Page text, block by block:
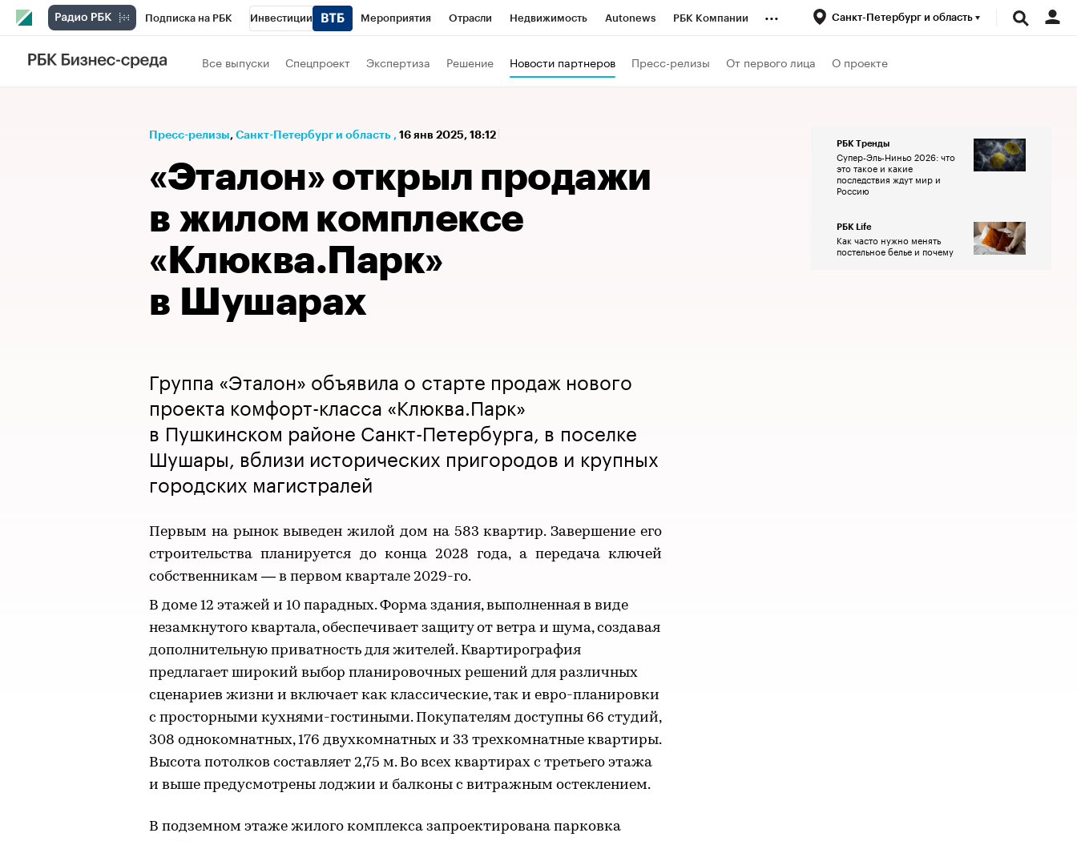
Подписка на РБК Инвестиции Мероприятия Отрасли Недвижимость Autonews РБК Компании
Телеканал
Спецпроекты
... Санкт-Петербург и область
Все выпуски Спецпроект Экспертиза Решение Новости партнеров Пресс-релизы От первого лица О проекте
Пресс-релизы⁠, Санкт-Петербург и область , 16 янв 2025, 18:12
«Эталон» открыл продажи
в жилом комплексе
«Клюква.Парк»
в Шушарах
Группа «Эталон» объявила о старте продаж нового
проекта комфорт-класса «Клюква.Парк»
в Пушкинском районе Санкт-Петербурга, в поселке
Шушары, вблизи исторических пригородов и крупных
городских магистралей
Первым на рынок выведен жилой дом на 583 квартир. Завершение его
строительства планируется до конца 2028 года, а передача ключей
собственникам — в первом квартале 2029-го.
В доме 12 этажей и 10 парадных. Форма здания, выполненная в виде
незамкнутого квартала, обеспечивает защиту от ветра и шума, создавая
дополнительную приватность для жителей. Квартирография
предлагает широкий выбор планировочных решений для различных
сценариев жизни и включает как классические, так и евро-планировки
с просторными кухнями-гостиными. Покупателям доступны 66 студий,
308 однокомнатных, 176 двухкомнатных и 33 трехкомнатные квартиры.
Высота потолков составляет 2,75 м. Во всех квартирах с третьего этажа
и выше предусмотрены лоджии и балконы с витражным остеклением.
В подземном этаже жилого комплекса запроектирована парковка
РБК Тренды
Супер-Эль-Ниньо 2026: что
это такое и какие
последствия ждут мир и
Россию
РБК Life
Как часто нужно менять
постельное белье и почему